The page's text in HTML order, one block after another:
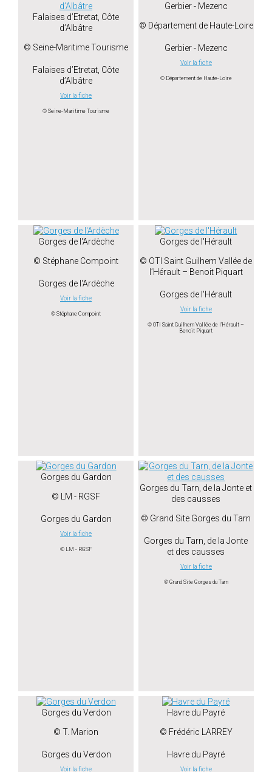
Falaises d’Etretat, Côte
d’Albâtre
© Seine-Maritime Tourisme
Falaises d’Etretat, Côte
d’Albâtre
Voir la fiche
© Seine-Maritime Tourisme
Gerbier - Mezenc
© Département de Haute-Loire
Gerbier - Mezenc
Voir la fiche
© Département de Haute-Loire
Gorges de l'Ardèche
© Stéphane Compoint
Gorges de l'Ardèche
Voir la fiche
© Stéphane Compoint
Gorges de l'Hérault
© OTI Saint Guilhem Vallée de
l’Hérault – Benoit Piquart
Gorges de l'Hérault
Voir la fiche
© OTI Saint Guilhem Vallée de l’Hérault –
Benoit Piquart
Gorges du Gardon
© LM - RGSF
Gorges du Gardon
Voir la fiche
© LM - RGSF
Gorges du Tarn, de la Jonte et
des causses
© Grand Site Gorges du Tarn
Gorges du Tarn, de la Jonte
et des causses
Voir la fiche
© Grand Site Gorges du Tarn
Gorges du Verdon
© T. Marion
Gorges du Verdon
Voir la fiche
Havre du Payré
© Frédéric LARREY
Havre du Payré
Voir la fiche